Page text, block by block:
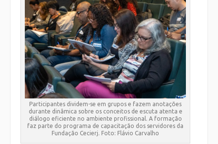
Participantes dividem-se em grupos e fazem anotações
durante dinâmica sobre os conceitos de escuta atenta e
diálogo eficiente no ambiente profissional. A formação
faz parte do programa de capacitação dos servidores da
Fundação Cecierj. Foto: Flávio Carvalho